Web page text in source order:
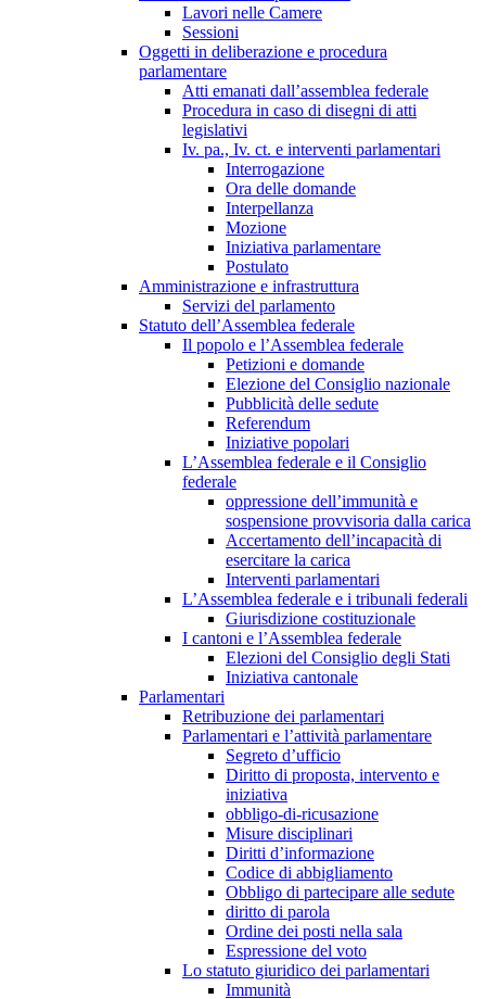
Lavori nelle Camere
Sessioni
Oggetti in deliberazione e procedura
parlamentare
Atti emanati dall’assemblea federale
Procedura in caso di disegni di atti
legislativi
Iv. pa., Iv. ct. e interventi parlamentari
Interrogazione
Ora delle domande
Interpellanza
Mozione
Iniziativa parlamentare
Postulato
Amministrazione e infrastruttura
Servizi del parlamento
Statuto dell’Assemblea federale
Il popolo e l’Assemblea federale
Petizioni e domande
Elezione del Consiglio nazionale
Pubblicità delle sedute
Referendum
Iniziative popolari
L’Assemblea federale e il Consiglio
federale
oppressione dell’immunità e
sospensione provvisoria dalla carica
Accertamento dell’incapacità di
esercitare la carica
Interventi parlamentari
L’Assemblea federale e i tribunali federali
Giurisdizione costituzionale
I cantoni e l’Assemblea federale
Elezioni del Consiglio degli Stati
Iniziativa cantonale
Parlamentari
Retribuzione dei parlamentari
Parlamentari e l’attività parlamentare
Segreto d’ufficio
Diritto di proposta, intervento e
iniziativa
obbligo-di-ricusazione
Misure disciplinari
Diritti d’informazione
Codice di abbigliamento
Obbligo di partecipare alle sedute
diritto di parola
Ordine dei posti nella sala
Espressione del voto
Lo statuto giuridico dei parlamentari
Immunità